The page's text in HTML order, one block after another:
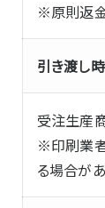
※原則返
引き渡し
受注生産
※印刷業
る場合があ